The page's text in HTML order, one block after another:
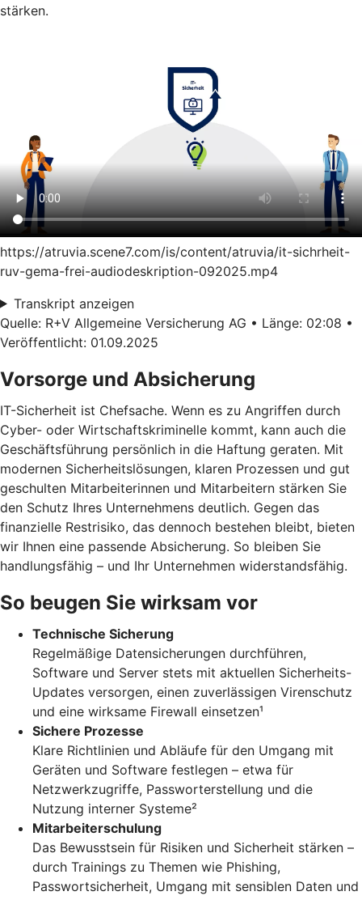
stärken.
https://atruvia.scene7.com/is/content/atruvia/it-sichrheit-
ruv-gema-frei-audiodeskription-092025.mp4
Transkript anzeigen
Quelle: R+V Allgemeine Versicherung AG • Länge: 02:08 •
Veröffentlicht: 01.09.2025
Vorsorge und Absicherung
IT-Sicherheit ist Chefsache. Wenn es zu Angriffen durch
Cyber- oder Wirtschaftskriminelle kommt, kann auch die
Geschäftsführung persönlich in die Haftung geraten. Mit
modernen Sicherheitslösungen, klaren Prozessen und gut
geschulten Mitarbeiterinnen und Mitarbeitern stärken Sie
den Schutz Ihres Unternehmens deutlich. Gegen das
finanzielle Restrisiko, das dennoch bestehen bleibt, bieten
wir Ihnen eine passende Absicherung. So bleiben Sie
handlungsfähig – und Ihr Unternehmen widerstandsfähig.
So beugen Sie wirksam vor
Technische Sicherung
Regelmäßige Datensicherungen durchführen,
Software und Server stets mit aktuellen Sicherheits-
Updates versorgen, einen zuverlässigen Virenschutz
und eine wirksame Firewall einsetzen¹
Sichere Prozesse
Klare Richtlinien und Abläufe für den Umgang mit
Geräten und Software festlegen – etwa für
Netzwerkzugriffe, Passworterstellung und die
Nutzung interner Systeme²
Mitarbeiterschulung
Das Bewusstsein für Risiken und Sicherheit stärken –
durch Trainings zu Themen wie Phishing,
Passwortsicherheit, Umgang mit sensiblen Daten und